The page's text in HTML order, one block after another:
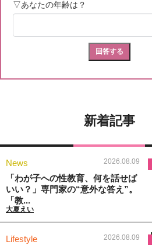
新着記事
News 2026.08.09
「わが子への性教育、何を話せば
いい？」専門家の“意外な答え”。
「教...
大夏えい
Lifestyle 2026.08.09